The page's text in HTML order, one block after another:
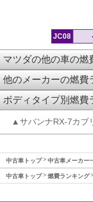
JC08
マツダの他の車の燃
他のメーカーの燃費
ボディタイプ別燃費
▲サバンナRX-7カブ
中古車トップ 中古車メーカー
中古車トップ 燃費ランキング